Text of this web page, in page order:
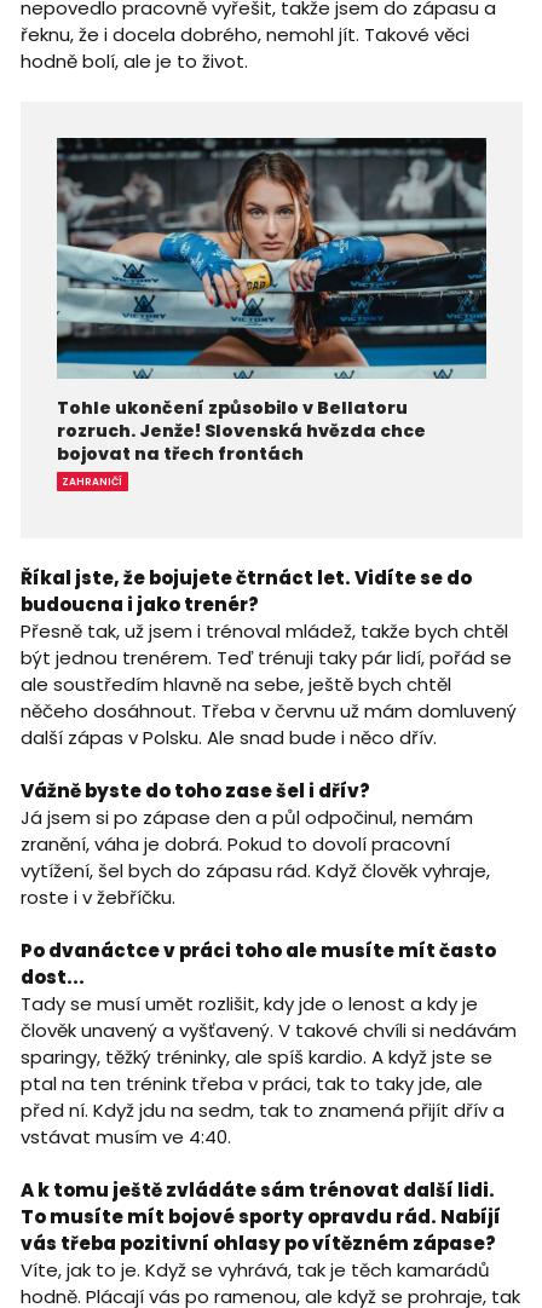
nepovedlo pracovně vyřešit, takže jsem do zápasu a
řeknu, že i docela dobrého, nemohl jít. Takové věci
hodně bolí, ale je to život.
Tohle ukončení způsobilo v Bellatoru
rozruch. Jenže! Slovenská hvězda chce
bojovat na třech frontách
ZAHRANIČÍ
Říkal jste, že bojujete čtrnáct let. Vidíte se do
budoucna i jako trenér?
Přesně tak, už jsem i trénoval mládež, takže bych chtěl
být jednou trenérem. Teď trénuji taky pár lidí, pořád se
ale soustředím hlavně na sebe, ještě bych chtěl
něčeho dosáhnout. Třeba v červnu už mám domluvený
další zápas v Polsku. Ale snad bude i něco dřív.
Vážně byste do toho zase šel i dřív?
Já jsem si po zápase den a půl odpočinul, nemám
zranění, váha je dobrá. Pokud to dovolí pracovní
vytížení, šel bych do zápasu rád. Když člověk vyhraje,
roste i v žebříčku.
Po dvanáctce v práci toho ale musíte mít často
dost...
Tady se musí umět rozlišit, kdy jde o lenost a kdy je
člověk unavený a vyšťavený. V takové chvíli si nedávám
sparingy, těžký tréninky, ale spíš kardio. A když jste se
ptal na ten trénink třeba v práci, tak to taky jde, ale
před ní. Když jdu na sedm, tak to znamená přijít dřív a
vstávat musím ve 4:40.
A k tomu ještě zvládáte sám trénovat další lidi.
To musíte mít bojové sporty opravdu rád. Nabíjí
vás třeba pozitivní ohlasy po vítězném zápase?
Víte, jak to je. Když se vyhrává, tak je těch kamarádů
hodně. Plácají vás po ramenou, ale když se prohraje, tak